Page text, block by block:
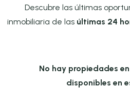
Descubre las últimas
inmobiliaria de las últimas 24
No hay propiedades
disponibles en